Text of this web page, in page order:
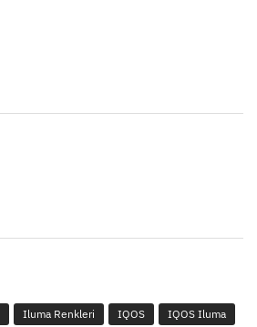
Iluma Renkleri IQOS
IQOS Iluma